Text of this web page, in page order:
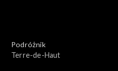
Podróżnik
Terre-de-Haut